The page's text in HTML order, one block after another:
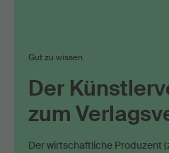
Gut zu wissen
Der
zum
Der wirtschaftliche Produzent